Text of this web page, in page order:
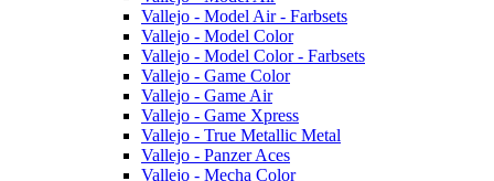
Vallejo - Model Air - Farbsets
Vallejo - Model Color
Vallejo - Model Color - Farbsets
Vallejo - Game Color
Vallejo - Game Air
Vallejo - Game Xpress
Vallejo - True Metallic Metal
Vallejo - Panzer Aces
Vallejo - Mecha Color